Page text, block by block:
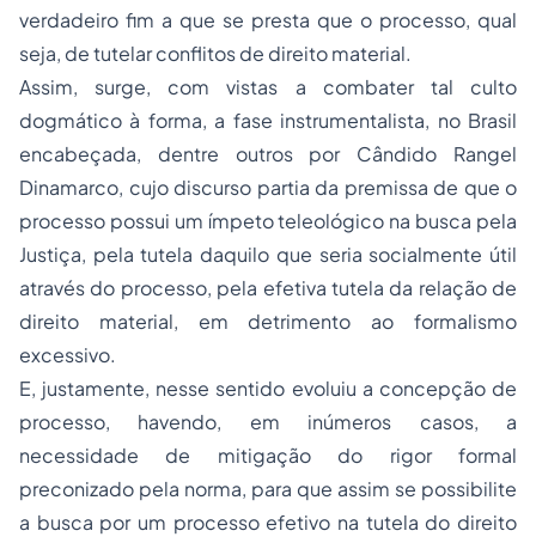
verdadeiro fim a que se presta que o processo, qual
seja, de tutelar conflitos de direito material.
Assim, surge, com vistas a combater tal culto
dogmático à forma, a fase instrumentalista, no Brasil
encabeçada, dentre outros por Cândido Rangel
Dinamarco, cujo discurso partia da premissa de que o
processo possui um ímpeto teleológico na busca pela
Justiça, pela tutela daquilo que seria socialmente útil
através do processo, pela efetiva tutela da relação de
direito material, em detrimento ao formalismo
excessivo.
E, justamente, nesse sentido evoluiu a concepção de
processo, havendo, em inúmeros casos, a
necessidade de mitigação do rigor formal
preconizado pela norma, para que assim se possibilite
a busca por um processo efetivo na tutela do direito